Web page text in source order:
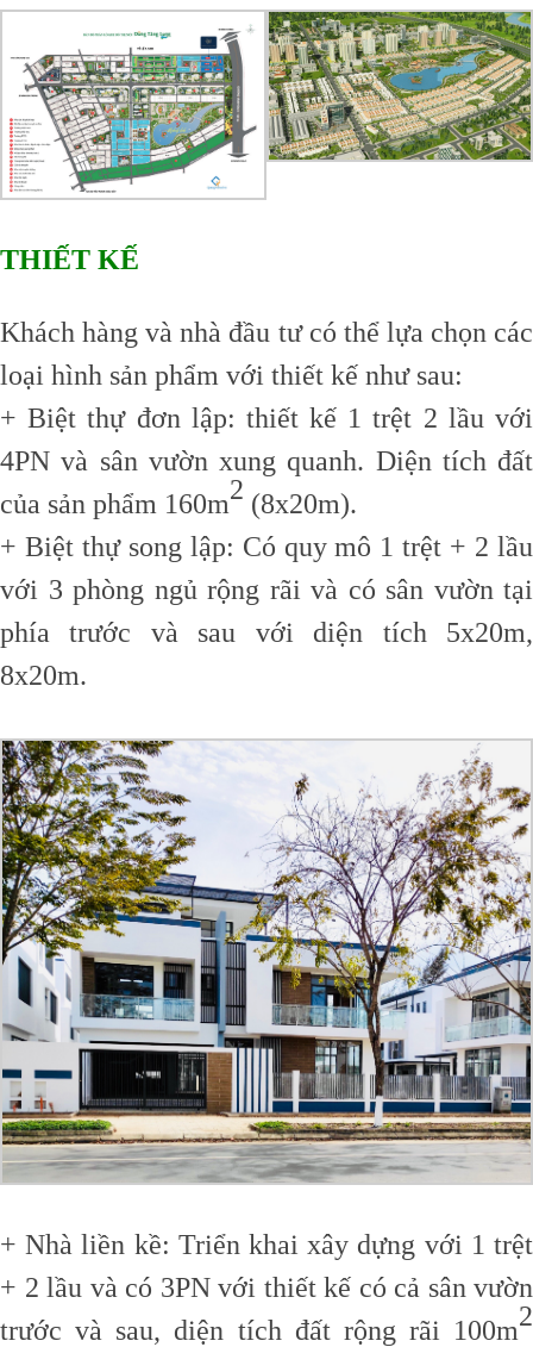
THIẾT KẾ
Khách hàng và nhà đầu tư có thể lựa chọn các
loại hình sản phẩm với thiết kế như sau:
+ Biệt thự đơn lập: thiết kế 1 trệt 2 lầu với
4PN và sân vườn xung quanh. Diện tích đất
của sản phẩm 160m2 (8x20m).
+ Biệt thự song lập: Có quy mô 1 trệt + 2 lầu
với 3 phòng ngủ rộng rãi và có sân vườn tại
phía trước và sau với diện tích 5x20m,
8x20m.
+ Nhà liền kề: Triển khai xây dựng với 1 trệt
+ 2 lầu và có 3PN với thiết kế có cả sân vườn
trước và sau, diện tích đất rộng rãi 100m2